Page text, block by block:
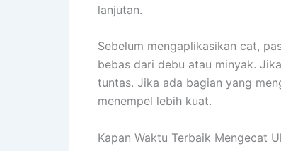
lanjutan.
Sebelum mengaplikasikan cat,
bebas dari debu atau minyak.
tuntas. Jika ada bagian yang
menempel lebih kuat.
Kapan Waktu Terbaik Mengecat